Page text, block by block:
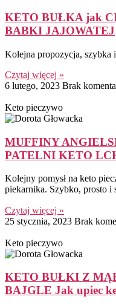
KETO BUŁKA jak
BABKI JAJOWATEJ
Kolejna propozycja, szybka
Czytaj więcej »
6 lutego, 2023 Brak
Keto pieczywo
MUFFINY
PATELNI KETO
Kolejny pomysł na keto
piekarnika. Szybko, prosto i
Czytaj więcej »
25 stycznia, 2023 Brak
Keto pieczywo
KETO BUŁKI Z
BAJGLE Jak upiec